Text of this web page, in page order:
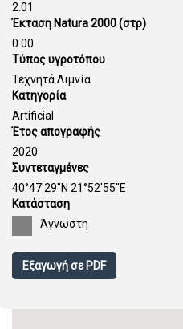
2.01
Έκταση Natura 2000 (στρ)
0.00
Τύπος υγροτόπου
Τεχνητά Λιμνία
Κατηγορία
Artificial
Έτος απογραφής
2020
Συντεταγμένες
40°47'29''N 21°52'55''E
Κατάσταση
Άγνωστη
Εξαγωγή σε PDF